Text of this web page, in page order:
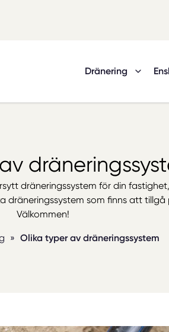
Dränering
dräneringssystem för din
dräneringssystem som finns att
Välkommen!
» Olika typer av dräneringssystem